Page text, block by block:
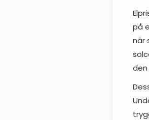
på
när
den